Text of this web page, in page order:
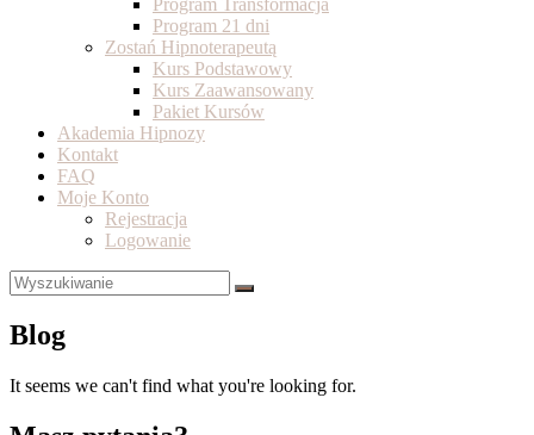
Program Transformacja
Program 21 dni
Zostań Hipnoterapeutą
Kurs Podstawowy
Kurs Zaawansowany
Pakiet Kursów
Akademia Hipnozy
Kontakt
FAQ
Moje Konto
Rejestracja
Logowanie
Blog
It seems we can't find what you're looking for.